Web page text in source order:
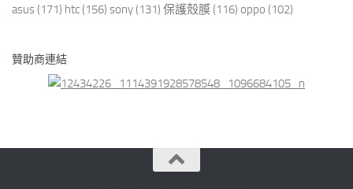
asus (171) htc (156) sony (131) 保護殼膜 (116) oppo (102)
贊助商連結